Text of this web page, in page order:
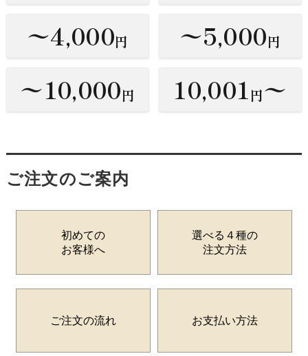
〜4,000円 〜5,000円
〜10,000円 10,001円〜
ご注文のご案内
初めての
お客様へ
選べる４種の
注文方法
ご注文の流れ お支払い方法